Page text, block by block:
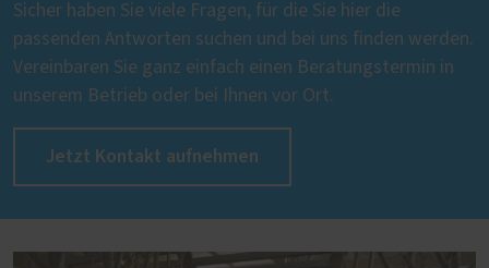
Sicher haben Sie viele Fragen, für die Sie hier die
passenden Antworten suchen und bei uns finden werden.
Vereinbaren Sie ganz einfach einen Beratungstermin in
unserem Betrieb oder bei Ihnen vor Ort.
Jetzt Kontakt aufnehmen